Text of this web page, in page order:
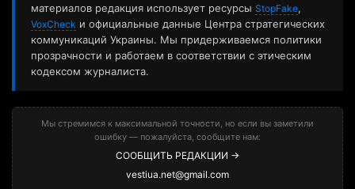
материалов редакция использует ресурсы StopFake,
VoxCheck и официальные данные Центра стратегических
коммуникаций Украины. Мы придерживаемся политики
прозрачности и работаем в соответствии с этическим
кодексом журналиста.
Мы стремимся к максимальной точности, но если вы заметили
ошибку — пожалуйста, сообщите нам:
СООБЩИТЬ РЕДАКЦИИ →
vestiua.net@gmail.com